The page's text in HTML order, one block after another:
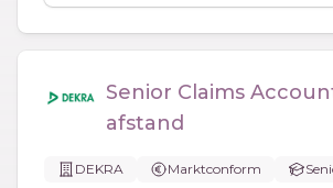
Senior Claims
afstand
DEKRA Marktconform